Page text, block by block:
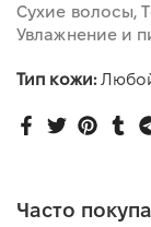
Сухие волосы
Увлажнение и
Тип кожи:
Часто